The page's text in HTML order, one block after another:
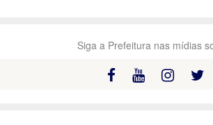
Siga a Prefeitura nas mídias